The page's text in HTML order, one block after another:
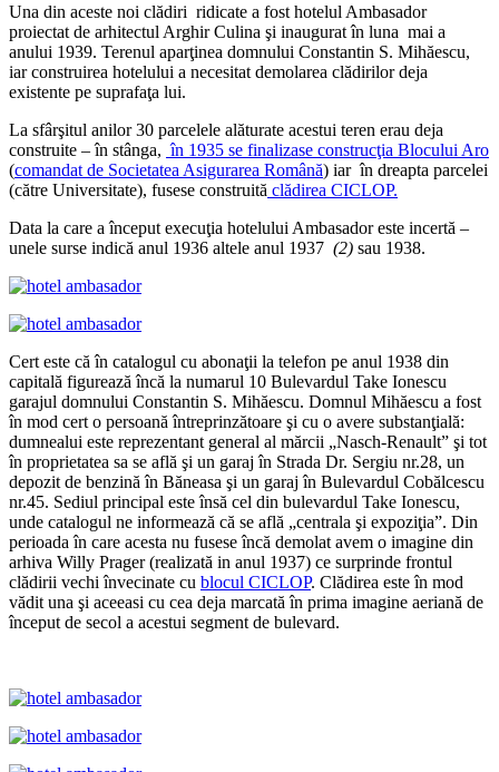
Una din aceste noi clădiri ridicate a fost hotelul Ambasador
proiectat de arhitectul Arghir Culina şi inaugurat în luna mai a
anului 1939. Terenul aparţinea domnului Constantin S. Mihăescu,
iar construirea hotelului a necesitat demolarea clădirilor deja
existente pe suprafaţa lui.
La sfârşitul anilor 30 parcelele alăturate acestui teren erau deja
construite – în stânga, în 1935 se finalizase construcţia Blocului Aro
(comandat de Societatea Asigurarea Română) iar în dreapta parcelei
(către Universitate), fusese construită clădirea CICLOP.
Data la care a început execuţia hotelului Ambasador este incertă –
unele surse indică anul 1936 altele anul 1937 (2) sau 1938.
Cert este că în catalogul cu abonaţii la telefon pe anul 1938 din
capitală figurează încă la numarul 10 Bulevardul Take Ionescu
garajul domnului Constantin S. Mihăescu. Domnul Mihăescu a fost
în mod cert o persoană întreprinzătoare şi cu o avere substanţială:
dumnealui este reprezentant general al mărcii „Nasch-Renault” şi tot
în proprietatea sa se află şi un garaj în Strada Dr. Sergiu nr.28, un
depozit de benzină în Băneasa şi un garaj în Bulevardul Cobălcescu
nr.45. Sediul principal este însă cel din bulevardul Take Ionescu,
unde catalogul ne informează că se află „centrala şi expoziţia”. Din
perioada în care acesta nu fusese încă demolat avem o imagine din
arhiva Willy Prager (realizată in anul 1937) ce surprinde frontul
clădirii vechi învecinate cu blocul CICLOP. Clădirea este în mod
vădit una şi aceeasi cu cea deja marcată în prima imagine aeriană de
început de secol a acestui segment de bulevard.